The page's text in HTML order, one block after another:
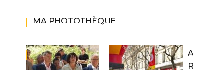
MA PHOTOTHÈQUE
A
R